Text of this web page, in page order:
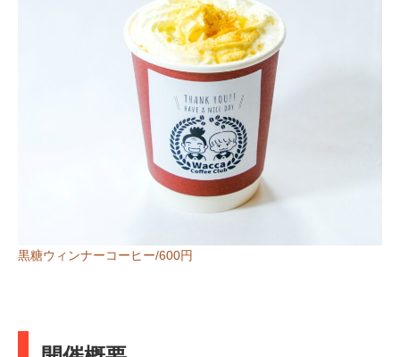
黒糖ウィンナーコーヒー/600円